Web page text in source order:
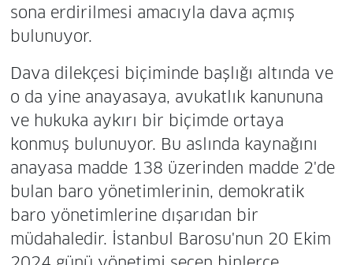
sona erdirilmesi amacıyla dava açmış
bulunuyor.
Dava dilekçesi biçiminde başlığı altında ve
o da yine anayasaya, avukatlık kanununa
ve hukuka aykırı bir biçimde ortaya
konmuş bulunuyor. Bu aslında kaynağını
anayasa madde 138 üzerinden madde 2'de
bulan baro yönetimlerinin, demokratik
baro yönetimlerine dışarıdan bir
müdahaledir. İstanbul Barosu'nun 20 Ekim